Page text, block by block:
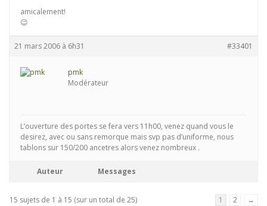
amicalement!
😉
21 mars 2006 à 6h31 #33401
pmk
Modérateur
L’ouverture des portes se fera vers 11h00, venez quand vous le
desirez, avec ou sans remorque mais svp pas d’uniforme, nous
tablons sur 150/200 ancetres alors venez nombreux .
Auteur Messages
15 sujets de 1 à 15 (sur un total de 25) 1 2 →